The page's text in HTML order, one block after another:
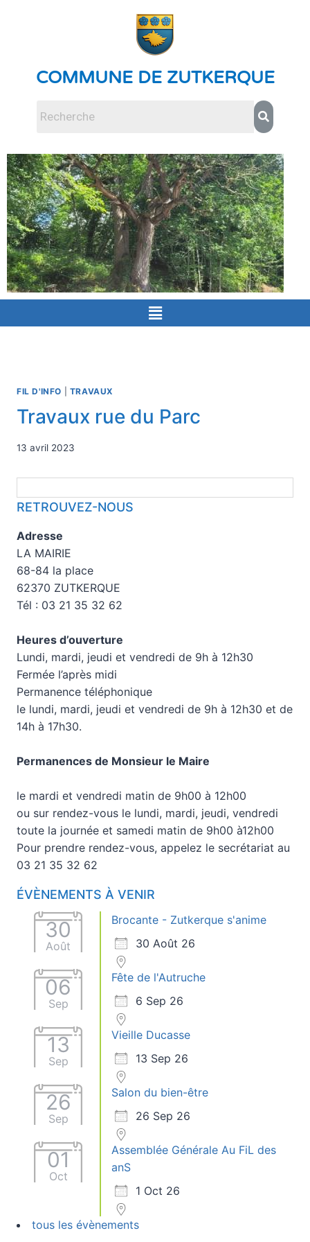
COMMUNE DE ZUTKERQUE
FIL D'INFO TRAVAUX
Travaux rue du Parc
13 avril 2023
RETROUVEZ-NOUS
Adresse
LA MAIRIE
68-84 la place
62370 ZUTKERQUE
Tél : 03 21 35 32 62
Heures d’ouverture
Lundi, mardi, jeudi et vendredi de 9h à 12h30
Fermée l’après midi
Permanence téléphonique
le lundi, mardi, jeudi et vendredi de 9h à 12h30 et de
14h à 17h30.
Permanences de Monsieur le Maire
le mardi et vendredi matin de 9h00 à 12h00
ou sur rendez-vous le lundi, mardi, jeudi, vendredi
toute la journée et samedi matin de 9h00 à12h00
Pour prendre rendez-vous, appelez le secrétariat au
03 21 35 32 62
ÉVÈNEMENTS À VENIR
30
Août
Brocante - Zutkerque s'anime
30 Août 26
06
Sep
Fête de l'Autruche
6 Sep 26
13
Sep
Vieille Ducasse
13 Sep 26
26
Sep
Salon du bien-être
26 Sep 26
01
Oct
Assemblée Générale Au FiL des
anS
1 Oct 26
tous les évènements